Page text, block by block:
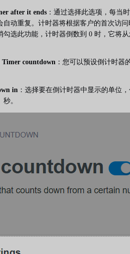
after it ends ：通过选择此选项，每当时
自动重复。计时器将根据客户的首次访问
勾选此功能，计时器倒数到 0 时，它将
Timer countdown ：您可以预设倒计时器
in ：选择要在倒计时器中显示的单位
。